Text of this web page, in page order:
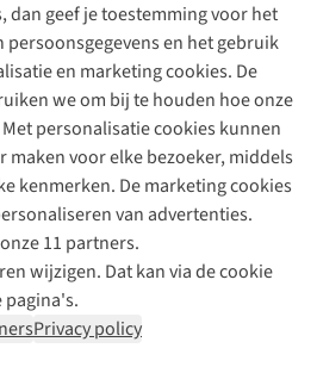
dan geef je toestemming voor het
persoonsgegevens en het gebruik
en marketing cookies. De
we om bij te houden hoe onze
personalisatie cookies kunnen
maken voor elke bezoeker, middels
kenmerken. De marketing cookies
van advertenties.
11 partners.
wijzigen. Dat kan via de cookie
Privacy policy